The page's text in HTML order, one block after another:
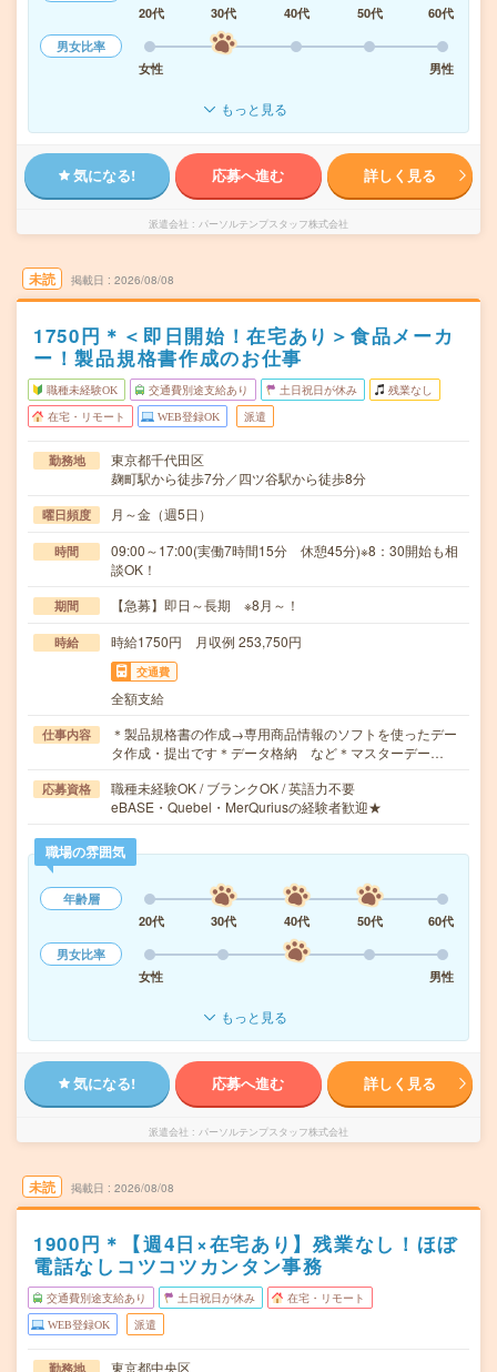
20代
30代 40代 50代
60代
男女比率
女性
男性
もっと見る
気になる! 応募へ進む 詳しく見る
派遣会社 パーソルテンプスタッフ株式会社
未読 掲載日 2026/08/08
1750円＊＜即日開始！在宅あり＞食品メーカ
ー！製品規格書作成のお仕事
職種未経験OK 交通費別途支給あり 土日祝日が休み 残業なし
在宅・リモート WEB登録OK 派遣
勤務地
東京都千代田区
麹町駅から徒歩7分／四ツ谷駅から徒歩8分
曜日頻度 月～金（週5日）
時間
09:00～17:00(実働7時間15分 休憩45分)※8：30開始も相
談OK！
期間 【急募】即日～長期 ※8月～！
時給 時給1750円 月収例 253,750円
交通費
全額支給
仕事内容
＊製品規格書の作成→専用商品情報のソフトを使ったデー
タ作成・提出です＊データ格納 など＊マスターデー…
応募資格
職種未経験OK / ブランクOK / 英語力不要
eBASE・Quebel・MerQuriusの経験者歓迎★
職場の雰囲気
年齢層
20代
30代 40代 50代
60代
男女比率
女性
男性
もっと見る
気になる! 応募へ進む 詳しく見る
派遣会社 パーソルテンプスタッフ株式会社
未読 掲載日 2026/08/08
1900円＊【週4日×在宅あり】残業なし！ほぼ
電話なしコツコツカンタン事務
交通費別途支給あり 土日祝日が休み 在宅・リモート
WEB登録OK 派遣
勤務地 東京都中央区